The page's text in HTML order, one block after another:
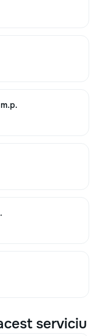
serviciu